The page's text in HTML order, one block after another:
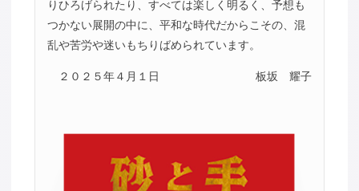
りひろげられたり、すべては楽しく明るく、予想も
つかない展開の中に、平和な時代だからこその、混
乱や苦労や迷いもちりばめられています。
２０２５年４月１日 板坂 耀子